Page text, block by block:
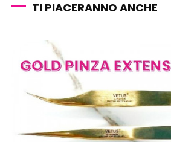
TI PIACERANNO ANCHE